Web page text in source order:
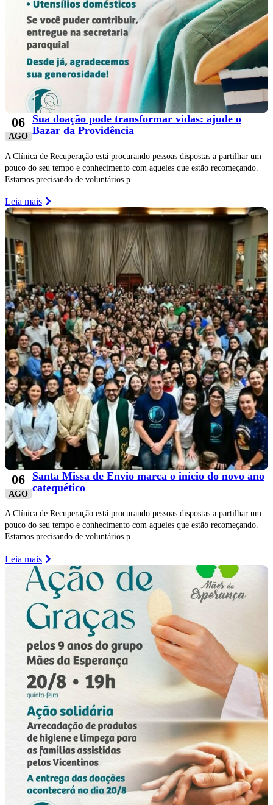
06
AGO
Sua doação pode transformar vidas: ajude o
Bazar da Providência
A Clínica de Recuperação está procurando pessoas dispostas a partilhar um
pouco do seu tempo e conhecimento com aqueles que estão recomeçando.
Estamos precisando de voluntários p
Leia mais
06
AGO
Santa Missa de Envio marca o início do novo ano
catequético
A Clínica de Recuperação está procurando pessoas dispostas a partilhar um
pouco do seu tempo e conhecimento com aqueles que estão recomeçando.
Estamos precisando de voluntários p
Leia mais